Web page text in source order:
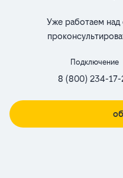
Уже работаем над
Подключение
8 (800) 234-17-